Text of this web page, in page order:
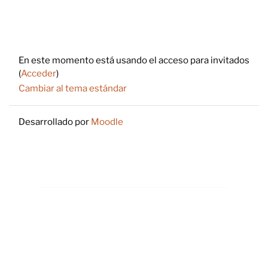
En este momento está usando el acceso para invitados
(Acceder)
Cambiar al tema estándar
Desarrollado por Moodle